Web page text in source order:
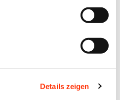
Details zeigen